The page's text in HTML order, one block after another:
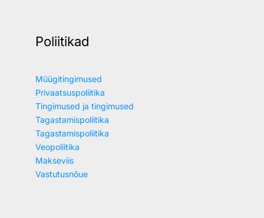
Poliitikad
Müügitingimused
Privaatsuspoliitika
Tingimused ja tingimused
Tagastamispoliitika
Tagastamispoliitika
Veopoliitika
Makseviis
Vastutusnõue